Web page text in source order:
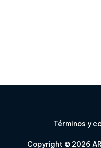
Términos y
Copyright © 2026